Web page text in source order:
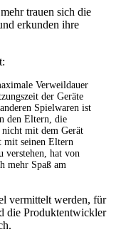
trauen sich die
erkunden ihre
Verweildauer
der Geräte
Spielwaren ist
den Eltern, die
mit dem Gerät
mit seinen Eltern
verstehen, hat von
mehr Spaß am
vermittelt werden, für
die Produktentwickler